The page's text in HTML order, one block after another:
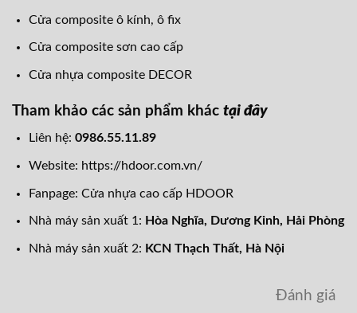
Cửa composite ô kính, ô fix
Cửa composite sơn cao cấp
Cửa nhựa composite DECOR
Tham khảo các sản phẩm khác tại đây
Liên hệ: 0986.55.11.89
Website: https://hdoor.com.vn/
Fanpage: Cửa nhựa cao cấp HDOOR
Nhà máy sản xuất 1: Hòa Nghĩa, Dương Kinh, Hải Phòng
Nhà máy sản xuất 2: KCN Thạch Thất, Hà Nội
Đánh giá